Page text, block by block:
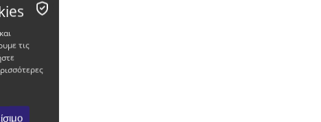
τις